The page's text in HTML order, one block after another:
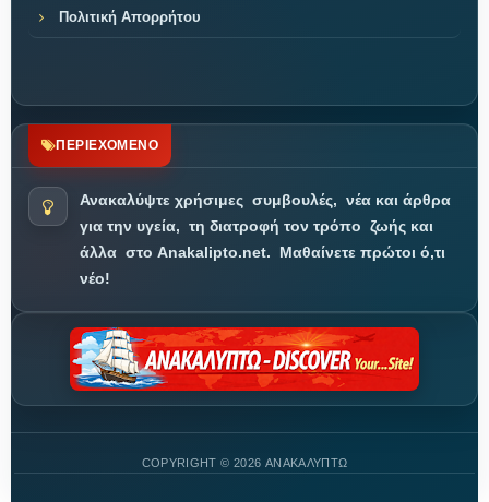
Πολιτική Απορρήτου
ΠΕΡΙΕΧΟΜΕΝΟ
Ανακαλύψτε χρήσιμες συμβουλές, νέα και άρθρα
για την υγεία, τη διατροφή τον τρόπο ζωής και
άλλα στο Anakalipto.net.
Μαθαίνετε πρώτοι ό,τι
νέο!
COPYRIGHT © 2026 ΑΝΑΚΑΛΥΠΤΩ